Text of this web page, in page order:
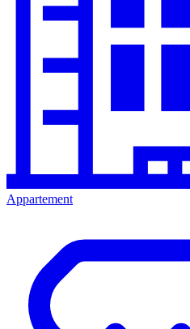
Appartement